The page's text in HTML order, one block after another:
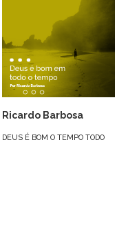
Ricardo Barbosa
DEUS É BOM O TEMPO TODO